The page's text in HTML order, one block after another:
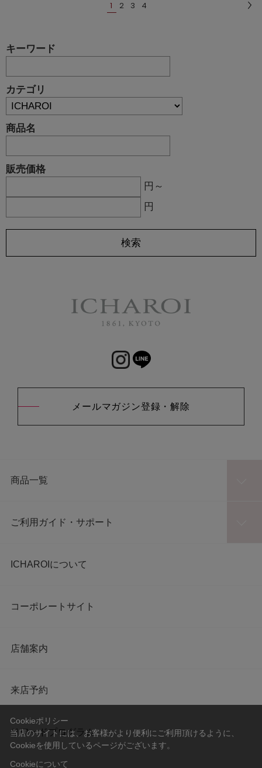
1 2 3 4
キーワード
カテゴリ
商品名
販売価格
円～
円
メールマガジン登録・解除
商品一覧
ご利用ガイド・サポート
ICHAROIについて
コーポレートサイト
店舗案内
来店予約
リワードプログラム
Cookieポリシー
当店のサイトには、お客様がより便利にご利用頂けるように、
Cookieを使用しているページがございます。
Cookieについて